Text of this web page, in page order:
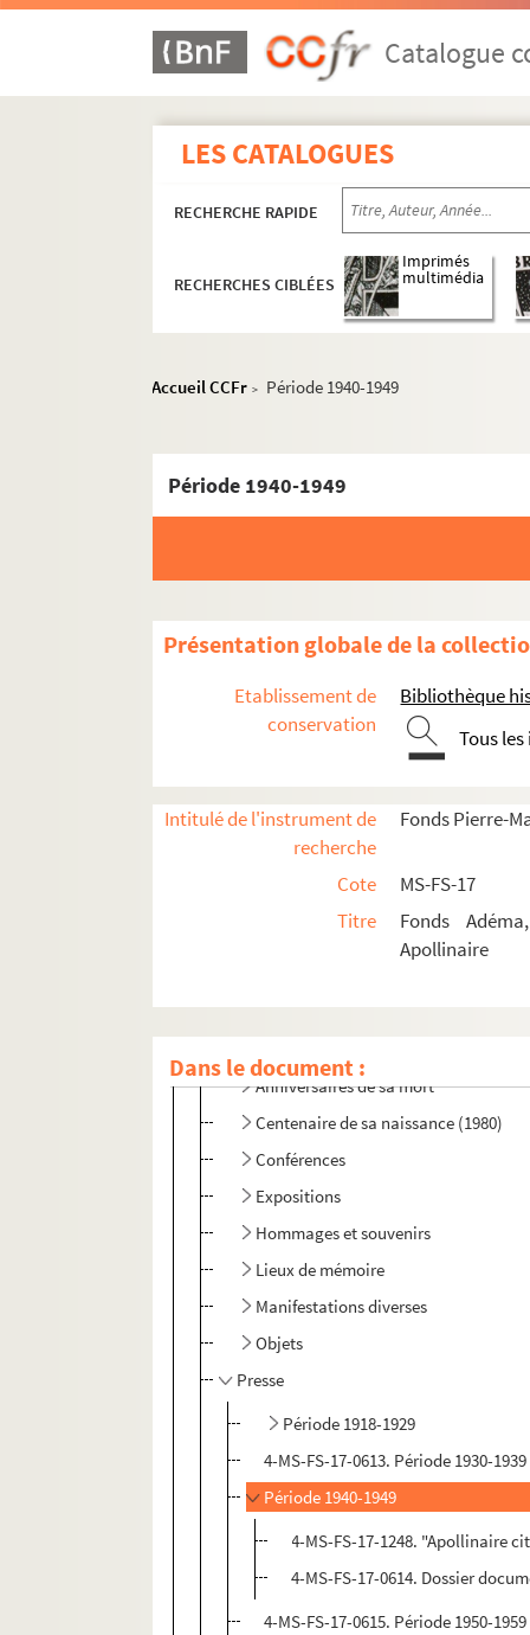
Catalogue
LES CATALOGUES
RECHERCHE RAPIDE
RECHERCHES CIBLÉES
Imprimés
multimédia
Accueil CCFr > Période 1940-1949
Période 1940-1949
Présentation globale de la
Etablissement de
conservation
Bibliothèque
Tous
Intitulé de l'instrument de
recherche
Fonds Pierre-
Cote
MS-FS-17
Titre
Fonds
Apollinaire
Dans le document :
Guillaume Apollinaire
Correspondance
Biographie
Documents en vente
4-MS-FS-17-1363. Amis de Guillaume
Anniversaires de sa mort
Centenaire de sa naissance (1980)
Conférences
Expositions
Hommages et souvenirs
Lieux de mémoire
Manifestations diverses
Objets
Presse
Période 1918-1929
4-MS-FS-17-0613. Période 1930-1939
Période 1940-1949
4-MS-FS-17-1248. "Apollinaire
4-MS-FS-17-0614. Dossier
4-MS-FS-17-0615. Période 1950-1959